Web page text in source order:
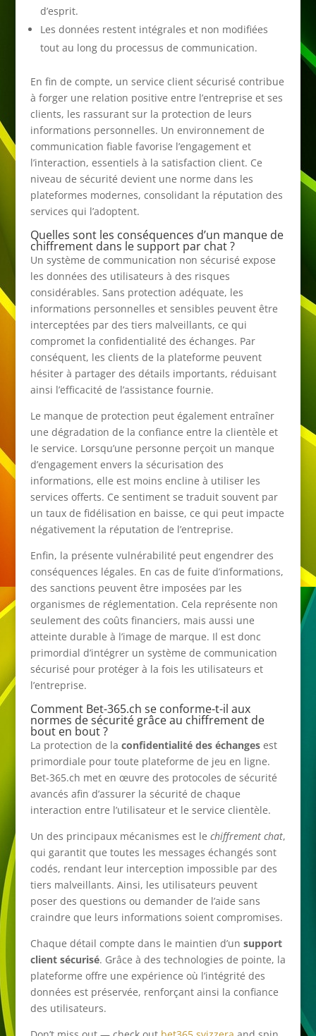
d’esprit.
Les données restent intégrales et non modifiées
tout au long du processus de communication.
En fin de compte, un service client sécurisé contribue
à forger une relation positive entre l’entreprise et ses
clients, les rassurant sur la protection de leurs
informations personnelles. Un environnement de
communication fiable favorise l’engagement et
l’interaction, essentiels à la satisfaction client. Ce
niveau de sécurité devient une norme dans les
plateformes modernes, consolidant la réputation des
services qui l’adoptent.
Quelles sont les conséquences d’un manque de
chiffrement dans le support par chat ?
Un système de communication non sécurisé expose
les données des utilisateurs à des risques
considérables. Sans protection adéquate, les
informations personnelles et sensibles peuvent être
interceptées par des tiers malveillants, ce qui
compromet la confidentialité des échanges. Par
conséquent, les clients de la plateforme peuvent
hésiter à partager des détails importants, réduisant
ainsi l’efficacité de l’assistance fournie.
Le manque de protection peut également entraîner
une dégradation de la confiance entre la clientèle et
le service. Lorsqu’une personne perçoit un manque
d’engagement envers la sécurisation des
informations, elle est moins encline à utiliser les
services offerts. Ce sentiment se traduit souvent par
un taux de fidélisation en baisse, ce qui peut impacte
négativement la réputation de l’entreprise.
Enfin, la présente vulnérabilité peut engendrer des
conséquences légales. En cas de fuite d’informations,
des sanctions peuvent être imposées par les
organismes de réglementation. Cela représente non
seulement des coûts financiers, mais aussi une
atteinte durable à l’image de marque. Il est donc
primordial d’intégrer un système de communication
sécurisé pour protéger à la fois les utilisateurs et
l’entreprise.
Comment Bet-365.ch se conforme-t-il aux
normes de sécurité grâce au chiffrement de
bout en bout ?
La protection de la confidentialité des échangesest
primordiale pour toute plateforme de jeu en ligne.
Bet-365.ch met en œuvre des protocoles de sécurité
avancés afin d’assurer la sécurité de chaque
interaction entre l’utilisateur et le service clientèle.
Un des principaux mécanismes est le chiffrement chat,
qui garantit que toutes les messages échangés sont
codés, rendant leur interception impossible par des
tiers malveillants. Ainsi, les utilisateurs peuvent
poser des questions ou demander de l’aide sans
craindre que leurs informations soient compromises.
Chaque détail compte dans le maintien d’un support
client sécurisé. Grâce à des technologies de pointe, la
plateforme offre une expérience où l’intégrité des
données est préservée, renforçant ainsi la confiance
des utilisateurs.